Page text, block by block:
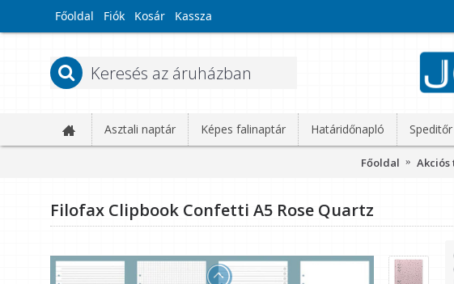
Főoldal Fiók Kosár Kassza
Asztali naptár Képes falinaptár Határidőnapló
Főoldal Akciós
Filofax Clipbook Confetti A5 Rose Quartz